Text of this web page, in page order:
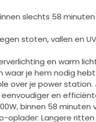
slechts 58
stoten, vallen en
en warm
je hem nodig hebt.
over je power
en
binnen 58
Langere